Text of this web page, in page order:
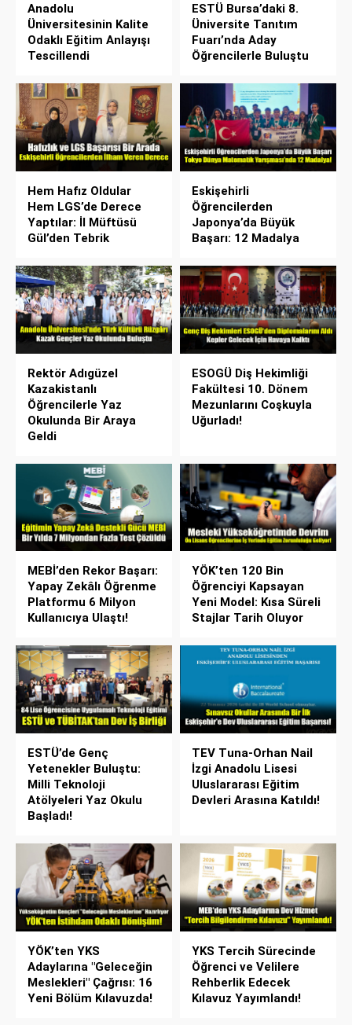
Anadolu
Üniversitesinin Kalite
Odaklı Eğitim Anlayışı
Tescillendi
ESTÜ Bursa’daki 8.
Üniversite Tanıtım
Fuarı’nda Aday
Öğrencilerle Buluştu
Hem Hafız Oldular
Hem LGS’de Derece
Yaptılar: İl Müftüsü
Gül’den Tebrik
Eskişehirli
Öğrencilerden
Japonya’da Büyük
Başarı: 12 Madalya
Rektör Adıgüzel
Kazakistanlı
Öğrencilerle Yaz
Okulunda Bir Araya
Geldi
ESOGÜ Diş Hekimliği
Fakültesi 10. Dönem
Mezunlarını Coşkuyla
Uğurladı!
MEBİ’den Rekor Başarı:
Yapay Zekâlı Öğrenme
Platformu 6 Milyon
Kullanıcıya Ulaştı!
YÖK’ten 120 Bin
Öğrenciyi Kapsayan
Yeni Model: Kısa Süreli
Stajlar Tarih Oluyor
ESTÜ’de Genç
Yetenekler Buluştu:
Milli Teknoloji
Atölyeleri Yaz Okulu
Başladı!
TEV Tuna-Orhan Nail
İzgi Anadolu Lisesi
Uluslararası Eğitim
Devleri Arasına Katıldı!
YÖK’ten YKS
Adaylarına "Geleceğin
Meslekleri" Çağrısı: 16
Yeni Bölüm Kılavuzda!
YKS Tercih Sürecinde
Öğrenci ve Velilere
Rehberlik Edecek
Kılavuz Yayımlandı!